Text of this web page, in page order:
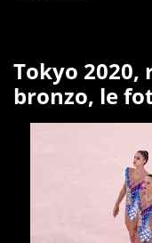
Tokyo
bronzo, le